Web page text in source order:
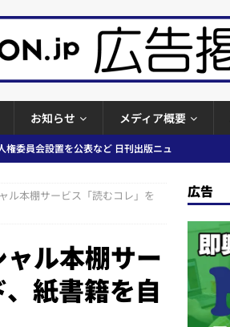
お知らせ メディア概要
権委員会設置を公表など 日刊出版ニュ
書を公開など 日刊出版ニュースまと
が生成AIコンテンツの識別表示を義
日～8月1日）
週刊出版ニュースま
ル本棚サービス「読むコレ」を
ル本棚サー
紙書籍を自
広告